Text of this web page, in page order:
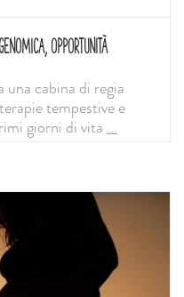
OPPORTUNITÀ
cabina di regia
tempestive e
giorni di vita ...